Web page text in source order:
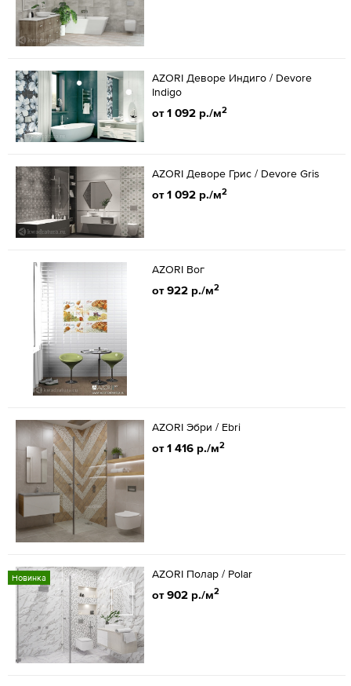
AZORI Деворе Индиго / Devore
Indigo
от 1 092 р./м2
AZORI Деворе Грис / Devore Gris
от 1 092 р./м2
AZORI Вог
от 922 р./м2
AZORI Эбри / Ebri
от 1 416 р./м2
Новинка AZORI Полар / Polar
от 902 р./м2